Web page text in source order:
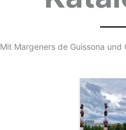
Mit Margeners de Guissona und